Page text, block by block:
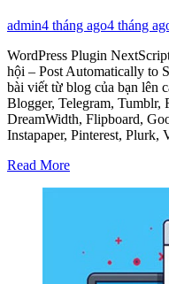
admin4 tháng ago4 tháng
WordPress Plugin
hội – Post Automatically to
bài viết từ blog của bạn lên
Blogger, Telegram,
DreamWidth, Flipboard,
Instapaper, Pinterest,
Read More